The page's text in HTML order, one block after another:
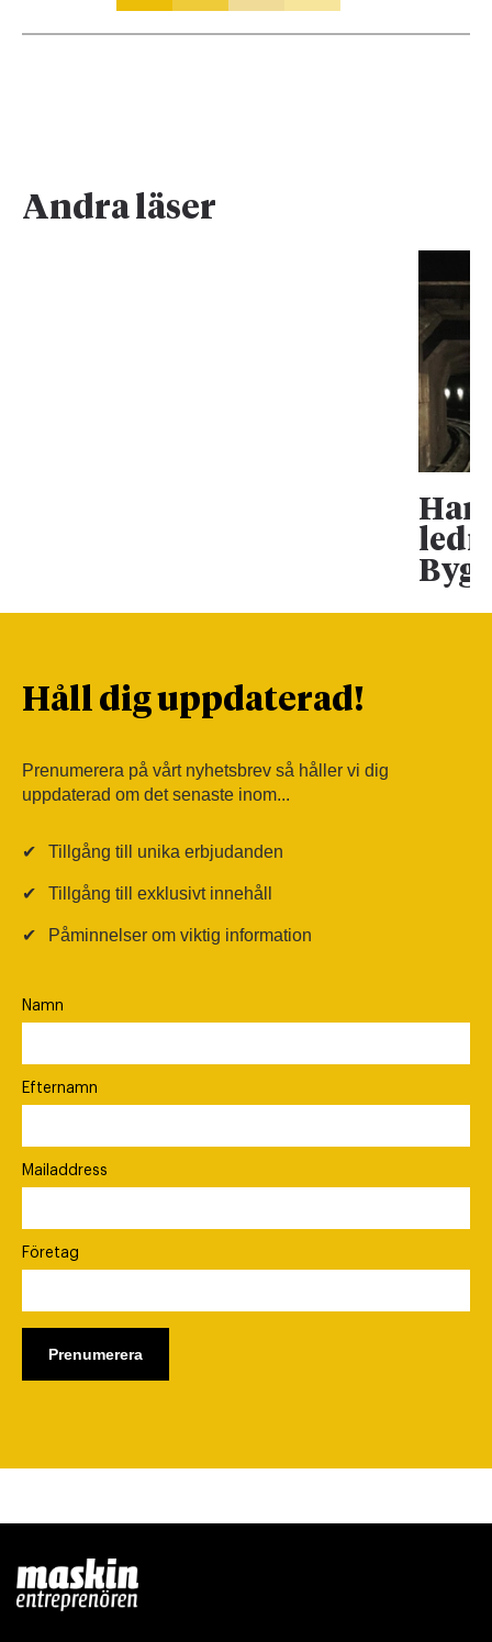
Andra läser
Han
Håll dig uppdaterad!
Prenumerera på vårt nyhetsbrev så håller vi dig
uppdaterad om det senaste inom...
✔ Tillgång till unika erbjudanden
✔ Tillgång till exklusivt innehåll
✔ Påminnelser om viktig information
Namn
Efternamn
Mailaddress
Företag